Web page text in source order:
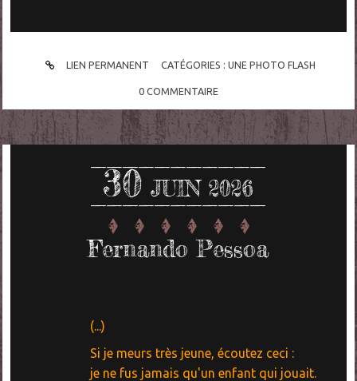
LIEN PERMANENT CATÉGORIES :UNE PHOTO FLASH
0 COMMENTAIRE
30 JUIN 2026
Fernando Pessoa
(...)
Si je meurs très jeune, écoutez ceci :
je ne fus jamais qu'un enfant qui jouait.